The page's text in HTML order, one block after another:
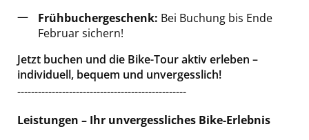
Frühbuchergeschenk: Bei Buchung bis Ende
Februar sichern!
Jetzt buchen und die Bike-Tour aktiv erleben –
individuell, bequem und unvergesslich!
-------------------------------------------------
Leistungen – Ihr unvergessliches Bike-Erlebnis